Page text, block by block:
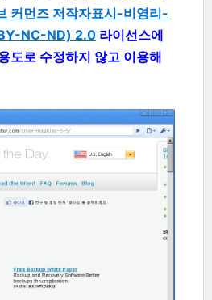
커먼즈 저작자표시-비영리-
NC-ND) 2.0 라이선스에
도로 수정하지 않고 이용해